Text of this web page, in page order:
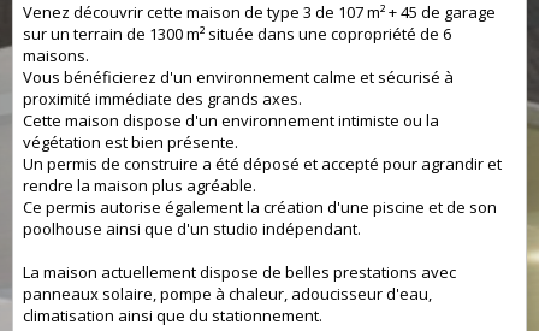
Venez découvrir cette maison de type 3 de 107 m² + 45 de garage
sur un terrain de 1300 m² située dans une copropriété de 6
maisons.
Vous bénéficierez d'un environnement calme et sécurisé à
proximité immédiate des grands axes.
Cette maison dispose d'un environnement intimiste ou la
végétation est bien présente.
Un permis de construire a été déposé et accepté pour agrandir et
rendre la maison plus agréable.
Ce permis autorise également la création d'une piscine et de son
poolhouse ainsi que d'un studio indépendant.
La maison actuellement dispose de belles prestations avec
panneaux solaire, pompe à chaleur, adoucisseur d'eau,
climatisation ainsi que du stationnement.